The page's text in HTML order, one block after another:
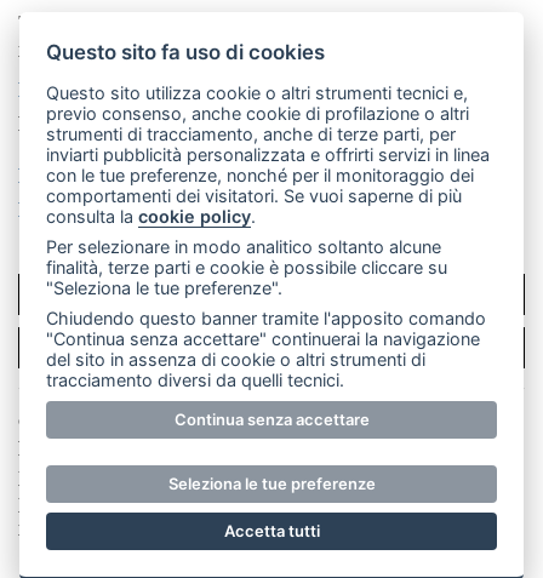
Telefono:
mail: redazione@merateonline.it
La redazione
CasateOnline LeccoOnline
RSS
Made by VIP
Privacy policy
Cookie policy
Rivedi le tue scelte sui cookie
SCRIVICI
PER LA TUA PUBBLICITÀ
© Copyright Merateonline S.r.l. - Tutti i diritti riservati.
E' proibita la riproduzione e pubblicazione anche
parziale di testi, articoli e immagini senza la
preventiva autorizzazione scritta dell'editore. RI Lecco
numero Rea LC 291.277 - Capitale sociale 10.329,14 €
Questo sito fa uso di cookies
Questo sito utilizza cookie o altri strumenti tecnici e,
previo consenso, anche cookie di profilazione o altri
strumenti di tracciamento, anche di terze parti, per
inviarti pubblicità personalizzata e offrirti servizi in linea
con le tue preferenze, nonché per il monitoraggio dei
comportamenti dei visitatori. Se vuoi saperne di più
consulta lacookie policy.
Per selezionare in modo analitico soltanto alcune
finalità, terze parti e cookie è possibile cliccare su
"Seleziona le tue preferenze".
Chiudendo questo banner tramite l'apposito comando
"Continua senza accettare" continuerai la navigazione
del sito in assenza di cookie o altri strumenti di
tracciamento diversi da quelli tecnici.
Continua senza accettare
Seleziona le tue preferenze
Accetta tutti